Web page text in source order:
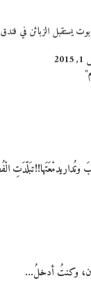
يستقبل الزبائن في فندق
وتُداريدمْعَتَها!!تبَلّدَتِ
وكنتُ أدخلُ…